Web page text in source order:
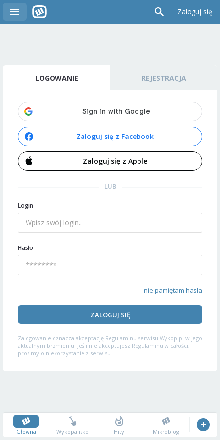
Zaloguj się
LOGOWANIE REJESTRACJA
Zaloguj się z Facebook
Zaloguj się z Apple
LUB
Login
Hasło
nie pamiętam hasła
ZALOGUJ SIĘ
Zalogowanie oznacza akceptację Regulaminu serwisu Wykop.pl w jego
aktualnym brzmieniu. Jeśli nie akceptujesz Regulaminu w całości,
prosimy o niekorzystanie z serwisu.
Główna Wykopalisko Hity Mikroblog